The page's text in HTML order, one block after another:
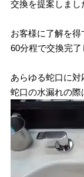
交換を提案しまし
お客様に了解を得
60分程で交換完了
あらゆる蛇口に対
蛇口の水漏れの際